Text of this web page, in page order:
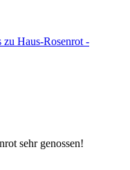
zu Haus-Rosenrot -
sehr genossen!